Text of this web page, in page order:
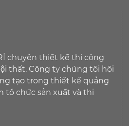
chuyên thiết kế thi công
thất. Công ty chúng tôi hội
tạo trong thiết kế quảng
tổ chức sản xuất và thi